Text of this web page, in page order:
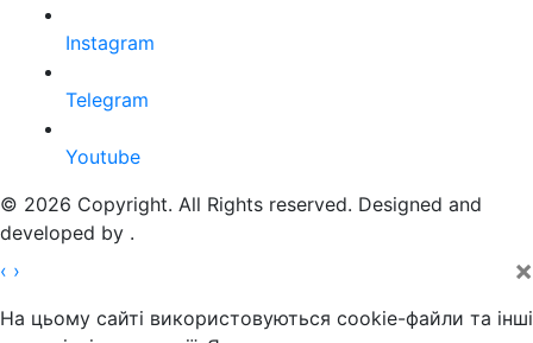
Instagram
Telegram
Youtube
© 2026 Copyright. All Rights reserved. Designed and
developed by .
‹ › ×
На цьому сайті використовуються cookie-файли та інші